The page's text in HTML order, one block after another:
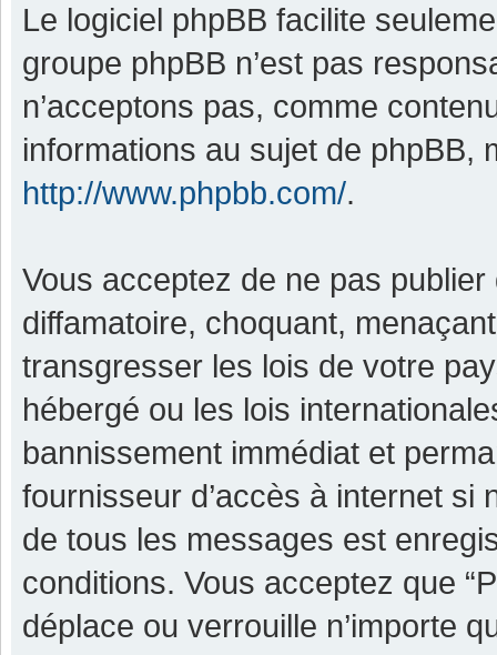
Le logiciel phpBB facilite
groupe phpBB n’est pas
n’acceptons pas, comme
informations au sujet de phpBB,
http://www.phpbb.com/.
Vous acceptez de ne pas
diffamatoire, choquant,
transgresser les lois de votre
hébergé ou les lois
bannissement immédiat et
fournisseur d’accès à internet si
de tous les messages est
conditions. Vous acceptez que
déplace ou verrouille n’importe